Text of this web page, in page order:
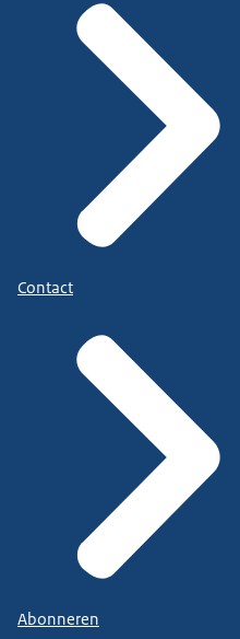
Contact
Abonneren